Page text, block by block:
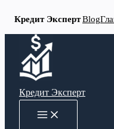
Кредит ЭкспертBlog
Перейти
содержимому
Кредит Эксперт
MAIN
MENU